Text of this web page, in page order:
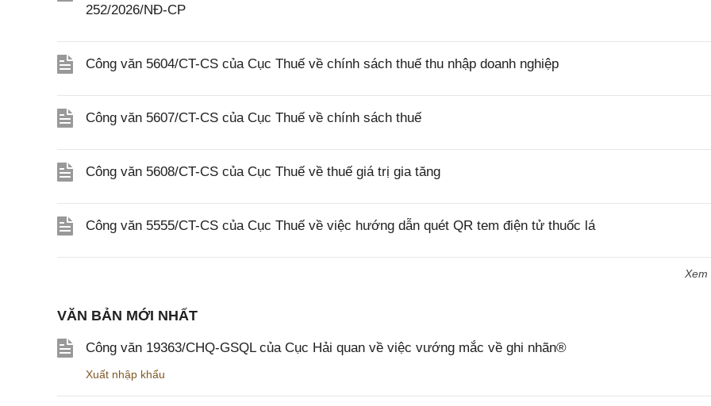
252/2026/NĐ-CP
Công văn 5604/CT-CS của Cục Thuế về chính sách thuế thu nhập doanh nghiệp
Công văn 5607/CT-CS của Cục Thuế về chính sách thuế
Công văn 5608/CT-CS của Cục Thuế về thuế giá trị gia tăng
Công văn 5555/CT-CS của Cục Thuế về việc hướng dẫn quét QR tem điện tử thuốc lá
VĂN BẢN MỚI NHẤT
Công văn 19363/CHQ-GSQL của Cục Hải quan về việc vướng mắc về ghi nhãn®
Xuất nhập khẩu